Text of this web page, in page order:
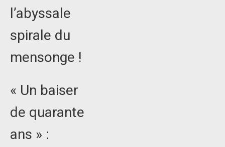
l’abyssale
spirale du
mensonge !
« Un baiser
de quarante
ans » :